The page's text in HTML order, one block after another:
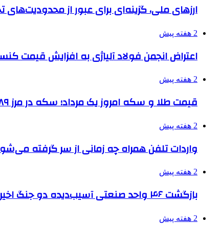
ارزهای ملی، گزینه‌ای برای عبور از محدودیت‌های
2 هفته پیش
اعتراض انجمن فولاد آلیاژی به افزایش قیمت
2 هفته پیش
قیمت طلا و سکه امروز یک مرداد؛ سکه در مرز ۱۸۹ میلیون تومان
2 هفته پیش
واردات تلفن همراه چه زمانی از سر گرفته
2 هفته پیش
بازگشت ۴۶ واحد صنعتی آسیب‌دیده دو جنگ اخیر البرز به چرخه تولید
2 هفته پیش